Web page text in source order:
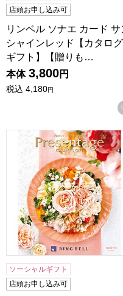
店頭お申し込み可
リンベル ソナエ カード サ
シャインレッド【カタログ
ギフト】【贈りも…
本体 3,800円
税込 4,180円
プレゼンテージ ミュゼッ
ソーシャルギフト
店頭お申し込み可